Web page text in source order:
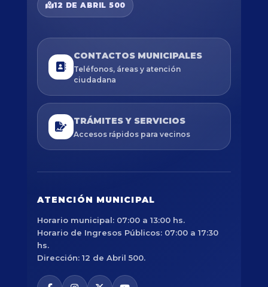
12 DE ABRIL 500
CONTACTOS MUNICIPALES
Teléfonos, áreas y atención
ciudadana
TRÁMITES Y SERVICIOS
Accesos rápidos para vecinos
ATENCIÓN MUNICIPAL
Horario municipal: 07:00 a 13:00 hs.
Horario de Ingresos Públicos: 07:00 a 17:30
hs.
Dirección: 12 de Abril 500.